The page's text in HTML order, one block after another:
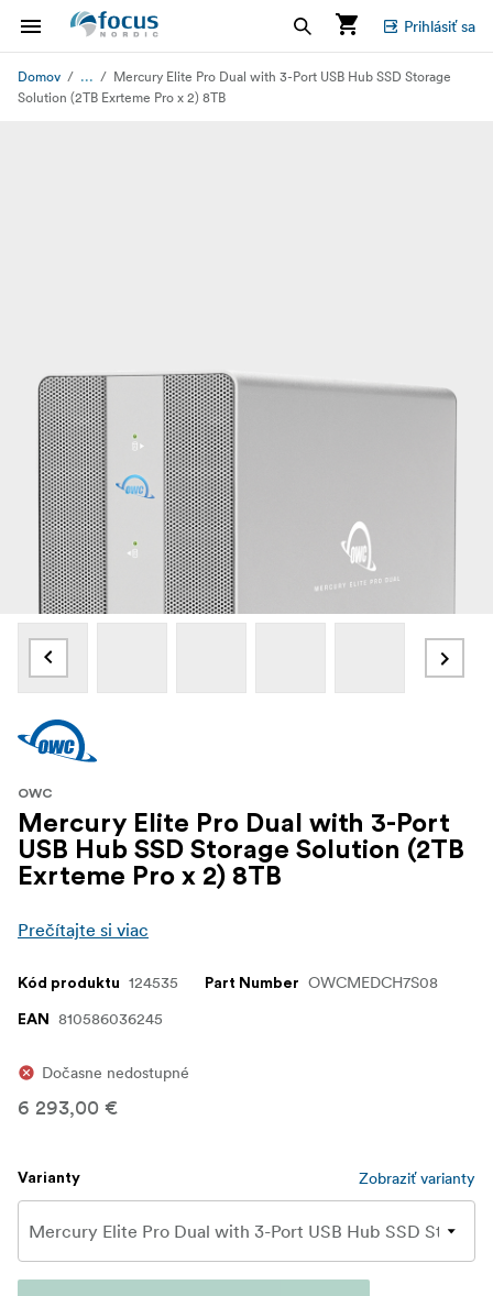
Prihlásiť sa
Domov ...
Mercury Elite Pro Dual with 3-Port USB Hub SSD Storage
Solution (2TB Exrteme Pro x 2) 8TB
OWC
Mercury Elite Pro Dual with 3-Port
USB Hub SSD Storage Solution (2TB
Exrteme Pro x 2) 8TB
Prečítajte si viac
Kód produktu 124535 Part Number OWCMEDCH7S08
EAN 810586036245
Dočasne nedostupné
6 293,00 €
Varianty Zobraziť varianty